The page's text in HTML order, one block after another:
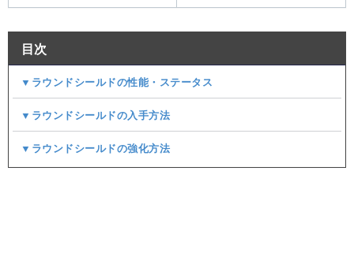
目次
▼ラウンドシールドの性能・ステータス
▼ラウンドシールドの入手方法
▼ラウンドシールドの強化方法